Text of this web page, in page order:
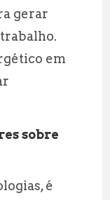
gerar
em
sobre
é